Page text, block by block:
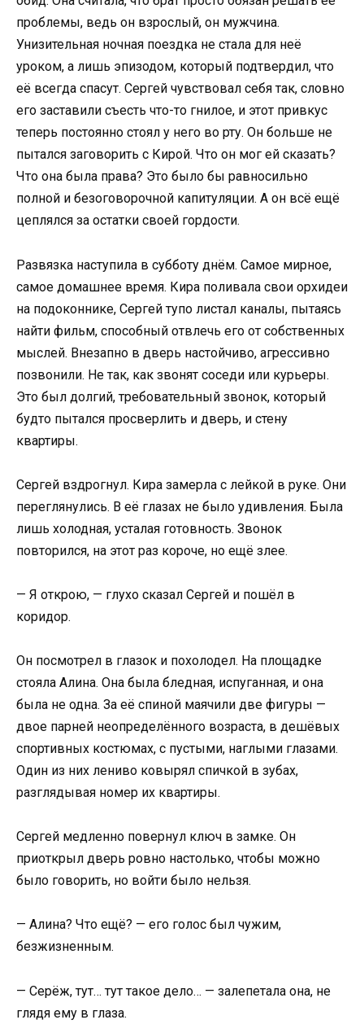
проблемы, ведь он взрослый, он мужчина.
Унизительная ночная поездка не стала для неё
уроком, а лишь эпизодом, который подтвердил, что
её всегда спасут. Сергей чувствовал себя так, словно
его заставили съесть что-то гнилое, и этот привкус
теперь постоянно стоял у него во рту. Он больше не
пытался заговорить с Кирой. Что он мог ей сказать?
Что она была права? Это было бы равносильно
полной и безоговорочной капитуляции. А он всё ещё
цеплялся за остатки своей гордости.
Развязка наступила в субботу днём. Самое мирное,
самое домашнее время. Кира поливала свои орхидеи
на подоконнике, Сергей тупо листал каналы, пытаясь
найти фильм, способный отвлечь его от собственных
мыслей. Внезапно в дверь настойчиво, агрессивно
позвонили. Не так, как звонят соседи или курьеры.
Это был долгий, требовательный звонок, который
будто пытался просверлить и дверь, и стену
квартиры.
Сергей вздрогнул. Кира замерла с лейкой в руке. Они
переглянулись. В её глазах не было удивления. Была
лишь холодная, усталая готовность. Звонок
повторился, на этот раз короче, но ещё злее.
— Я открою, — глухо сказал Сергей и пошёл в
коридор.
Он посмотрел в глазок и похолодел. На площадке
стояла Алина. Она была бледная, испуганная, и она
была не одна. За её спиной маячили две фигуры —
двое парней неопределённого возраста, в дешёвых
спортивных костюмах, с пустыми, наглыми глазами.
Один из них лениво ковырял спичкой в зубах,
разглядывая номер их квартиры.
Сергей медленно повернул ключ в замке. Он
приоткрыл дверь ровно настолько, чтобы можно
было говорить, но войти было нельзя.
— Алина? Что ещё? — его голос был чужим,
безжизненным.
— Серёж, тут… тут такое дело… — залепетала она, не
глядя ему в глаза.